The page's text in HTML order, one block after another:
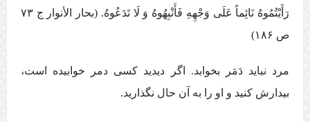
رَأَيْتُمُوهُ‏ نَائِماً عَلَی‏ وَجْهِهِ‏ فَأَنْبِهُوهُ وَ لَا تَدَعُوهُ. (بحار الأنوار ج ‏۷۳
ص ۱۸۶)
مرد نبايد دَمَر بخوابد. اگر ديديد كسی دمر خوابيده است،
بيدارش كنيد و او را به آن حال نگذاريد.